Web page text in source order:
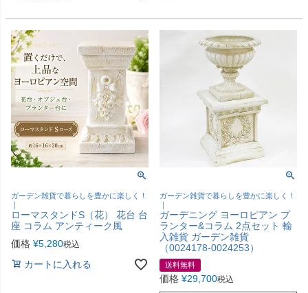
ガーデン雑貨で暮らしを豊かに楽しく！
｜
ローマスタンドS（花） 花台 台
座 コラム アンティーク風
価格 ¥5,280税込
カートに入れる
ガーデン雑貨で暮らしを豊かに楽しく！
｜
ガーデニング ヨーロピアン プ
ランター&コラム 2点セット 輸
入雑貨 ガーデン雑貨
（0024178-0024253）
送料無料
価格 ¥29,700税込